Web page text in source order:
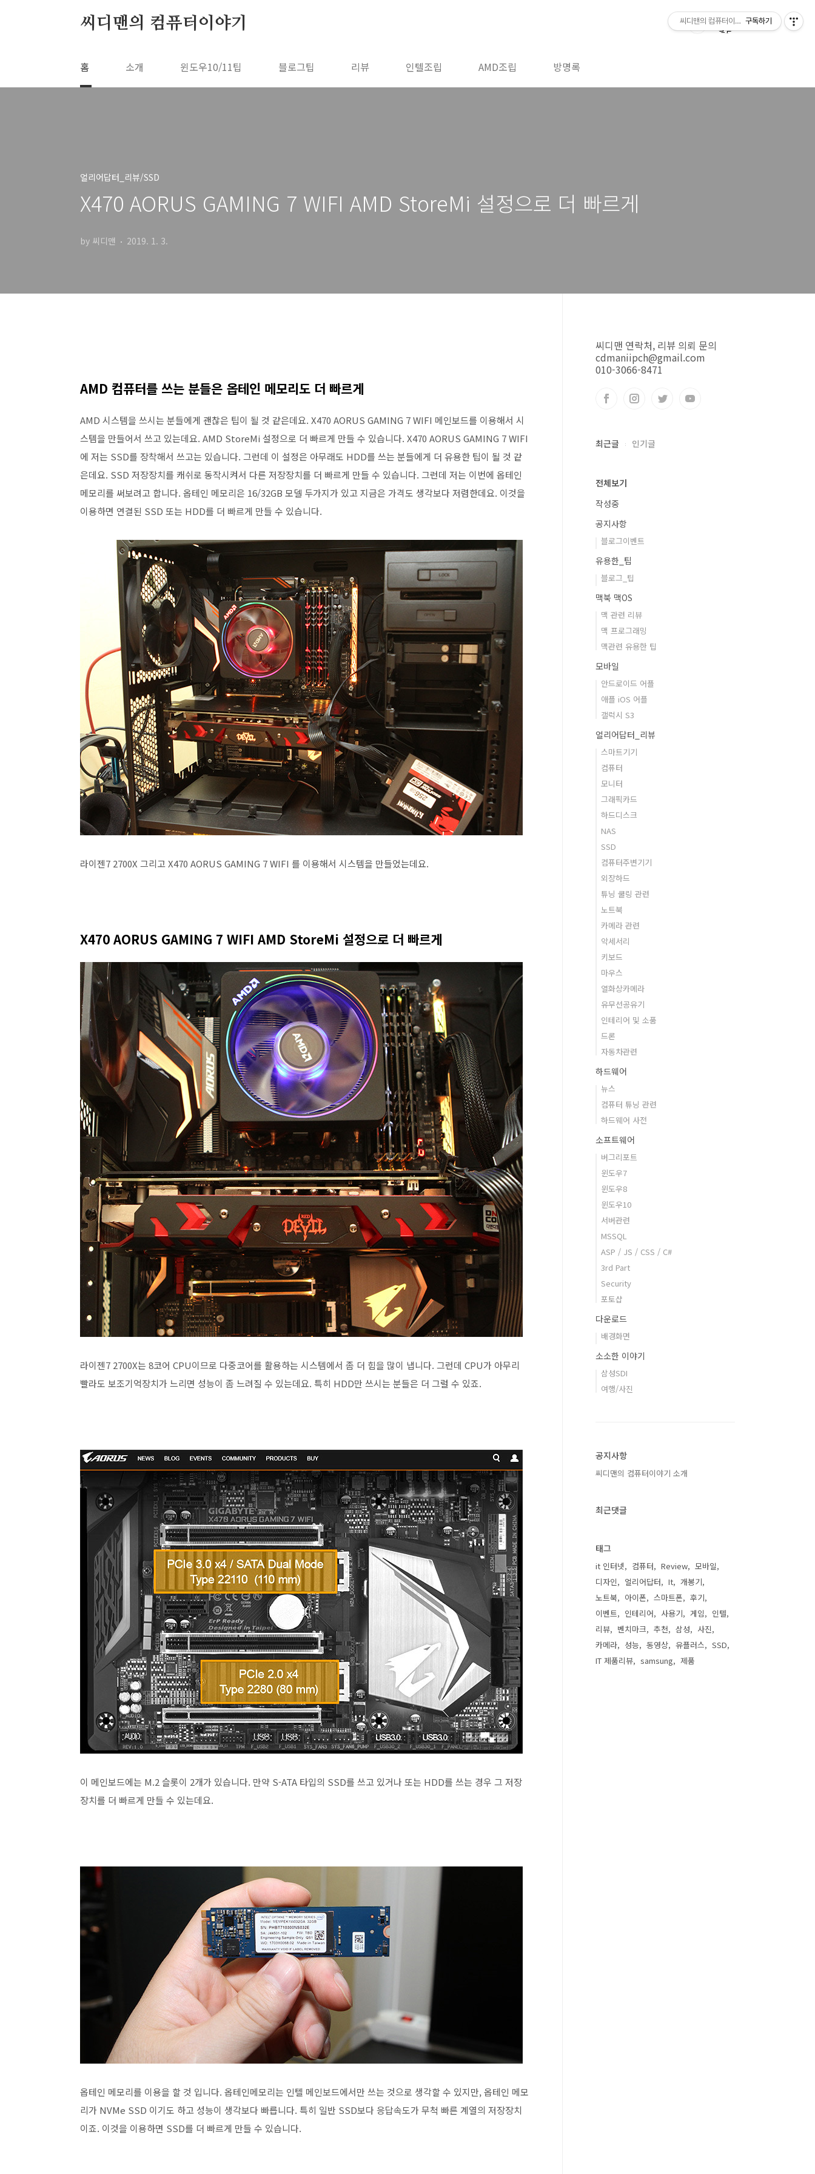
씨디맨의 컴퓨터이야기
홈 소개 윈도우10/11팁 블로그팁 리뷰 인텔조립 AMD조립 방명록
얼리어답터_리뷰/SSD
X470 AORUS GAMING 7 WIFI AMD StoreMi 설정으로 더 빠르게
by 씨디맨 2019. 1. 3.
AMD 컴퓨터를 쓰는 분들은 옵테인 메모리도 더 빠르게
AMD 시스템을 쓰시는 분들에게 괜찮은 팁이 될 것 같은데요. X470 AORUS GAMING 7 WIFI 메인보드를 이용해서 시
스템을 만들어서 쓰고 있는데요. AMD StoreMi 설정으로 더 빠르게 만들 수 있습니다. X470 AORUS GAMING 7 WIFI
에 저는 SSD를 장착해서 쓰고는 있습니다. 그런데 이 설정은 아무래도 HDD를 쓰는 분들에게 더 유용한 팁이 될 것 같
은데요. SSD 저장장치를 캐쉬로 동작시켜서 다른 저장장치를 더 빠르게 만들 수 있습니다. 그런데 저는 이번에 옵테인
메모리를 써보려고 합니다. 옵테인 메모리은 16/32GB 모델 두가지가 있고 지금은 가격도 생각보다 저렴한데요. 이것을
이용하면 연결된 SSD 또는 HDD를 더 빠르게 만들 수 있습니다.
라이젠7 2700X 그리고 X470 AORUS GAMING 7 WIFI 를 이용해서 시스템을 만들었는데요.
X470 AORUS GAMING 7 WIFI AMD StoreMi 설정으로 더 빠르게
라이젠7 2700X는 8코어 CPU이므로 다중코어를 활용하는 시스템에서 좀 더 힘을 많이 냅니다. 그런데 CPU가 아무리
빨라도 보조기억장치가 느리면 성능이 좀 느려질 수 있는데요. 특히 HDD만 쓰시는 분들은 더 그럴 수 있죠.
이 메인보드에는 M.2 슬롯이 2개가 있습니다. 만약 S-ATA 타입의 SSD를 쓰고 있거나 또는 HDD를 쓰는 경우 그 저장
장치를 더 빠르게 만들 수 있는데요.
옵테인 메모리를 이용을 할 것 입니다. 옵테인메모리는 인텔 메인보드에서만 쓰는 것으로 생각할 수 있지만, 옵테인 메모
리가 NVMe SSD 이기도 하고 성능이 생각보다 빠릅니다. 특히 일반 SSD보다 응답속도가 무척 빠른 계열의 저장장치
이죠. 이것을 이용하면 SSD를 더 빠르게 만들 수 있습니다.
씨디맨 연락처, 리뷰 의뢰 문의
cdmaniipch@gmail.com
010-3066-8471
최근글 인기글
전체보기
작성중
공지사항
블로그이벤트
유용한_팁
블로그_팁
맥북 맥OS
맥 관련 리뷰
맥 프로그래밍
맥관련 유용한 팁
모바일
안드로이드 어플
애플 iOS 어플
갤럭시 S3
얼리어답터_리뷰
스마트기기
컴퓨터
모니터
그래픽카드
하드디스크
NAS
SSD
컴퓨터주변기기
외장하드
튜닝 쿨링 관련
노트북
카메라 관련
악세서리
키보드
마우스
열화상카메라
유무선공유기
인테리어 및 소품
드론
자동차관련
하드웨어
뉴스
컴퓨터 튜닝 관련
하드웨어 사전
소프트웨어
버그리포트
윈도우7
윈도우8
윈도우10
서버관련
MSSQL
ASP / JS / CSS / C#
3rd Part
Security
포토샵
다운로드
배경화면
소소한 이야기
삼성SDI
여행/사진
공지사항
씨디맨의 컴퓨터이야기 소개
최근댓글
태그
it 인터넷 컴퓨터 Review
모바일
디자인
얼리어답터 It
개봉기
노트북
아이폰 스마트폰
후기
이벤트
인테리어 사용기 게임
인텔
리뷰
벤치마크 추천 삼성
사진
카메라
성능 동영상 유플러스
SSD
IT 제품리뷰
samsung 제품
씨디맨의 컴퓨터이야기구독하기